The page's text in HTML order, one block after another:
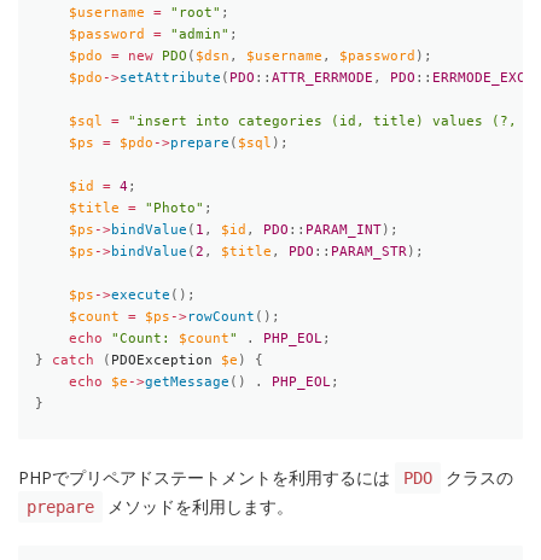
$username
= "root" ;
$password
= "admin" ;
$pdo
= new PDO ( $dsn , $username , $password ) ;
$pdo ->setAttribute ( PDO : : ATTR_ERRMODE , PDO : :
$sql =
"insert into categories (id, title) values (?,
$ps
= $pdo ->prepare ( $sql ) ;
$id = 4;
$title
= "Photo" ;
$ps ->bindValue ( 1 , $id , PDO : : PARAM_INT) ;
$ps ->bindValue (2 , $title , PDO : : PARAM_STR ) ;
$ps ->execute ( ) ;
$count
= $ps ->rowCount ( ) ;
echo
"Count: $count" . PHP_EOL ;
}
catch ( PDOException $e )
{
echo
$e ->getMessage ( ) . PHP_EOL ;
}
PHPでプリペアドステートメントを利用するには PDO クラスの
prepare メソッドを利用します。